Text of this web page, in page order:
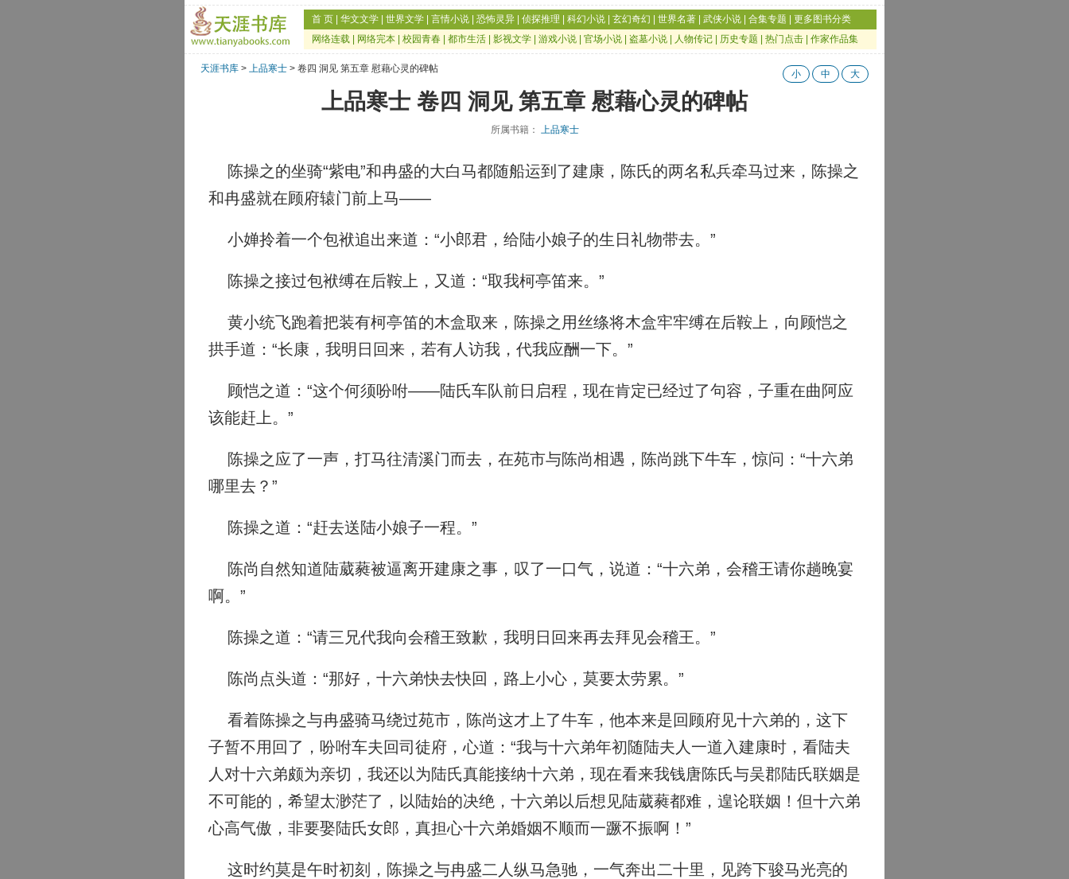
首 页 华文文学 世界文学 言情小说 恐怖灵异 侦探推理 科幻小说 玄幻奇幻 世界名著 武侠小说 合集专题
更多图书分类
网络连载
网络完本 校园青春 都市生活 影视文学 游戏小说 官场小说 盗墓小说 人物传记 历史专题 热门点击 作家作品集
天涯书库 > 上品寒士 > 卷四 洞见 第五章 慰藉心灵的碑帖 小 中 大
上品寒士 卷四 洞见 第五章 慰藉心灵的碑帖
所属书籍： 上品寒士
陈操之的坐骑“紫电”和冉盛的大白马都随船运到了建康，陈氏的两名私兵牵马过来，陈操之
和冉盛就在顾府辕门前上马——
小婵拎着一个包袱追出来道：“小郎君，给陆小娘子的生日礼物带去。”
陈操之接过包袱缚在后鞍上，又道：“取我柯亭笛来。”
黄小统飞跑着把装有柯亭笛的木盒取来，陈操之用丝绦将木盒牢牢缚在后鞍上，向顾恺之
拱手道：“长康，我明日回来，若有人访我，代我应酬一下。”
顾恺之道：“这个何须吩咐——陆氏车队前日启程，现在肯定已经过了句容，子重在曲阿应
该能赶上。”
陈操之应了一声，打马往清溪门而去，在苑市与陈尚相遇，陈尚跳下牛车，惊问：“十六弟
哪里去？”
陈操之道：“赶去送陆小娘子一程。”
陈尚自然知道陆葳蕤被逼离开建康之事，叹了一口气，说道：“十六弟，会稽王请你趟晚宴
啊。”
陈操之道：“请三兄代我向会稽王致歉，我明日回来再去拜见会稽王。”
陈尚点头道：“那好，十六弟快去快回，路上小心，莫要太劳累。”
看着陈操之与冉盛骑马绕过苑市，陈尚这才上了牛车，他本来是回顾府见十六弟的，这下
子暂不用回了，吩咐车夫回司徒府，心道：“我与十六弟年初随陆夫人一道入建康时，看陆夫
人对十六弟颇为亲切，我还以为陆氏真能接纳十六弟，现在看来我钱唐陈氏与吴郡陆氏联姻是
不可能的，希望太渺茫了，以陆始的决绝，十六弟以后想见陆葳蕤都难，遑论联姻！但十六弟
心高气傲，非要娶陆氏女郎，真担心十六弟婚姻不顺而一蹶不振啊！”
这时约莫是午时初刻，陈操之与冉盛二人纵马急驰，一气奔出二十里，见跨下骏马光亮的